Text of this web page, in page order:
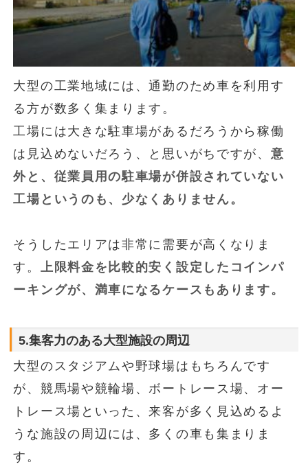
大型の工業地域には、通勤のため車を利用す
る方が数多く集まります。
工場には大きな駐車場があるだろうから稼働
は見込めないだろう、と思いがちですが、 意
外と、従業員用の駐車場が併設されていない
工場というのも、少なくありません。
そうしたエリアは非常に需要が高くなりま
す。
上限料金を比較的安く設定したコインパ
ーキングが、満車になるケースもあります。
5.集客力のある大型施設の周辺
大型のスタジアムや野球場はもちろんです
が、競馬場や競輪場、ボートレース場、オー
トレース場といった、来客が多く見込めるよ
うな施設の周辺には、多くの車も集まりま
す。